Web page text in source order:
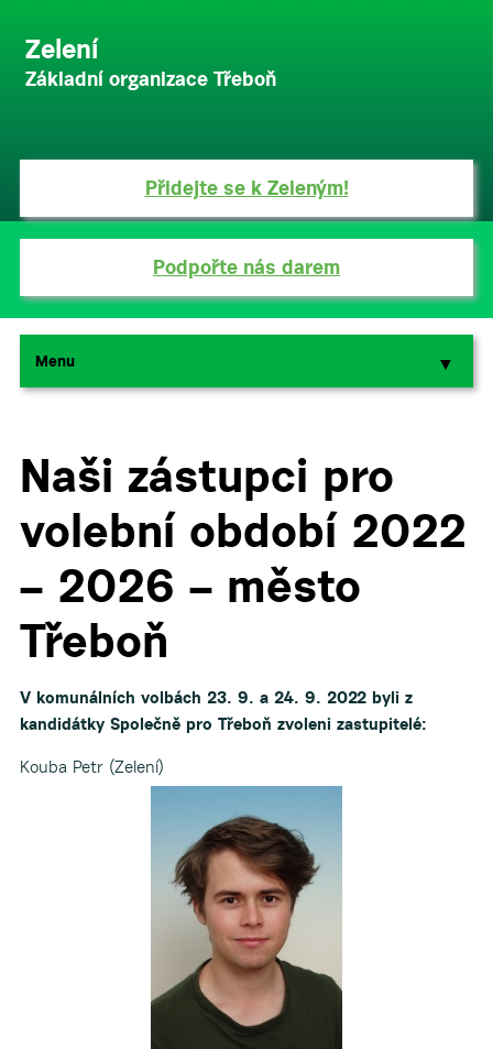
Zelení
Základní organizace Třeboň
Přidejte se k Zeleným!
Podpořte nás darem
Menu ▼
▼
Naši zástupci pro
volební období 2022
– 2026 – město
Třeboň
V komunálních volbách 23. 9. a 24. 9. 2022 byli z
kandidátky Společně pro Třeboň zvoleni zastupitelé:
Kouba Petr (Zelení)